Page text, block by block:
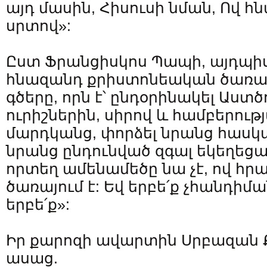
այդ մասին, Հիսուսի նման, Ով
սրտով»:
Ըստ Ֆրանցիսկոս Պապի,
հնազանդ քրիստոնեական
գծերը, որն է՝ ընդօրինակել
ուրիշներին, սիրով և
մարդկանց, փորձել նրանց
նրանց ընդունված զգալ
որտեղ ամենամեծը նա չէ, ով
ծառայում է: Եվ երբե՛ք
երբե՛ք»:
Իր քարոզի ավարտին
ասաց.